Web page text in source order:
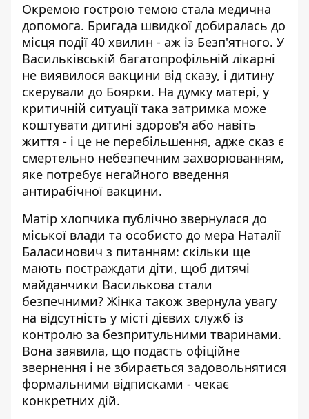
Окремою гострою темою стала медична
допомога. Бригада швидкої добиралась до
місця події 40 хвилин - аж із Безп'ятного. У
Васильківській багатопрофільній лікарні
не виявилося вакцини від сказу, і дитину
скерували до Боярки. На думку матері, у
критичній ситуації така затримка може
коштувати дитині здоров'я або навіть
життя - і це не перебільшення, адже сказ є
смертельно небезпечним захворюванням,
яке потребує негайного введення
антирабічної вакцини.
Матір хлопчика публічно звернулася до
міської влади та особисто до мера Наталії
Баласинович з питанням: скільки ще
мають постраждати діти, щоб дитячі
майданчики Василькова стали
безпечними? Жінка також звернула увагу
на відсутність у місті дієвих служб із
контролю за безпритульними тваринами.
Вона заявила, що подасть офіційне
звернення і не збирається задовольнятися
формальними відписками - чекає
конкретних дій.